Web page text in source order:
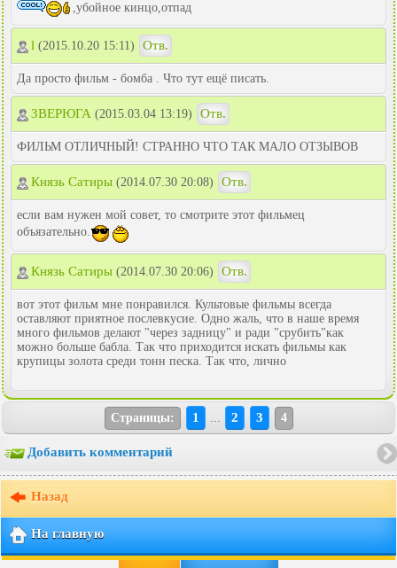
,убойное кинцо,отпад
l (2015.10.20 15:11) Отв.
Да просто фильм - бомба . Что тут ещё писать.
ЗВЕРЮГА (2015.03.04 13:19) Отв.
ФИЛЬМ ОТЛИЧНЫЙ! СТРАННО ЧТО ТАК МАЛО ОТЗЫВОВ
Князь Сатиры (2014.07.30 20:08) Отв.
если вам нужен мой совет, то смотрите этот фильмец
объязательно.
Князь Сатиры (2014.07.30 20:06) Отв.
вот этот фильм мне понравился. Культовые фильмы всегда
оставляют приятное послевкусие. Одно жаль, что в наше время
много фильмов делают "через задницу" и ради "срубить"как
можно больше бабла. Так что приходится искать фильмы как
крупицы золота среди тонн песка. Так что, лично
Страницы: 1 ... 2 3 4
Добавить комментарий
Назад
На главную